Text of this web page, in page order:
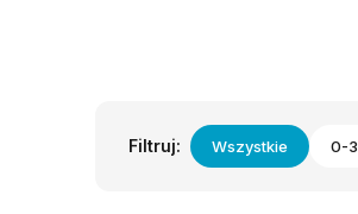
Filtruj: Wszystkie 0-3